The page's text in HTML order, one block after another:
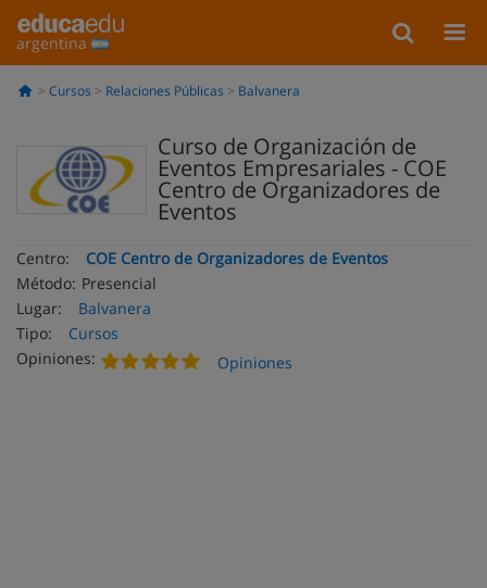
argentina
Cursos Relaciones Públicas Balvanera
Curso de Organización de
Eventos Empresariales - COE
Centro de Organizadores de
Eventos
Centro:
COE Centro de Organizadores de Eventos
Método: Presencial
Lugar:
Balvanera
Tipo:
Cursos
Opiniones:
Opiniones